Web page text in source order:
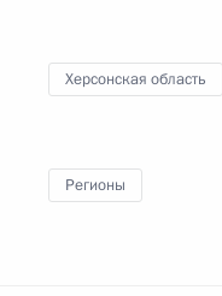
главы
Херсонская область
Регионы